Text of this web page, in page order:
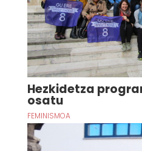
Hezkidetza
osatu
FEMINISMOA